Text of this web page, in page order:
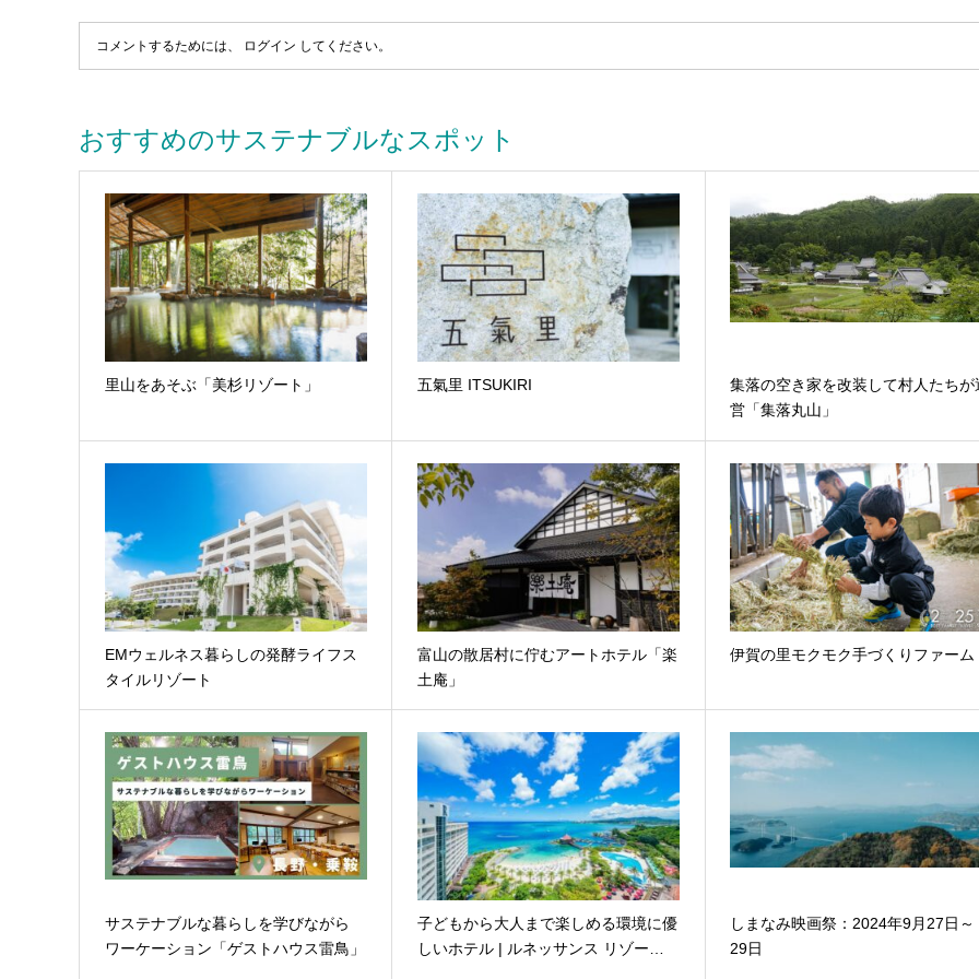
コメントするためには、 ログイン してください。
おすすめのサステナブルなスポット
里山をあそぶ「美杉リゾート」 五氣里 ITSUKIRI
集落の空き家を改装して村人たちが
営「集落丸山」
EMウェルネス暮らしの発酵ライフス
タイルリゾート
富山の散居村に佇むアートホテル「楽
土庵」
伊賀の里モクモク手づくりファーム
サステナブルな暮らしを学びながら
ワーケーション「ゲストハウス雷鳥」
子どもから大人まで楽しめる環境に優
しいホテル | ルネッサンス リゾー…
しまなみ映画祭：2024年9月27日～
29日